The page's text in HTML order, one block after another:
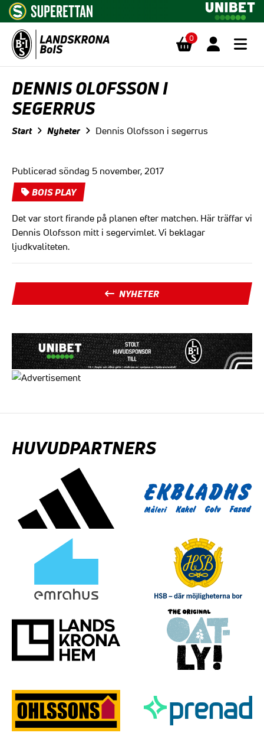
0
DENNIS OLOFSSON I
SEGERRUS
Start Nyheter Dennis Olofsson i segerrus
Publicerad söndag 5 november, 2017
BOIS PLAY
Det var stort firande på planen efter matchen. Här träffar vi
Dennis Olofsson mitt i segervimlet. Vi beklagar
ljudkvaliteten.
NYHETER
HUVUDPARTNERS